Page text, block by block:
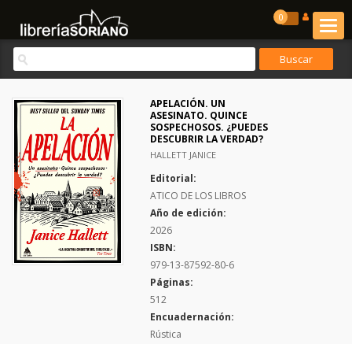
0
APELACIÓN. UN
ASESINATO. QUINCE
SOSPECHOSOS. ¿PUEDES
DESCUBRIR LA VERDAD?
HALLETT JANICE
Editorial:
ATICO DE LOS LIBROS
Año de edición:
2026
ISBN:
979-13-87592-80-6
Páginas:
512
Encuadernación:
Rústica